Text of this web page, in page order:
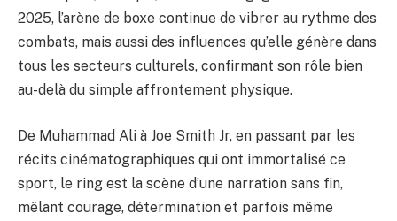
2025, l’arène de boxe continue de vibrer au rythme des
combats, mais aussi des influences qu’elle génère dans
tous les secteurs culturels, confirmant son rôle bien
au-delà du simple affrontement physique.
De Muhammad Ali à Joe Smith Jr, en passant par les
récits cinématographiques qui ont immortalisé ce
sport, le ring est la scène d’une narration sans fin,
mêlant courage, détermination et parfois même